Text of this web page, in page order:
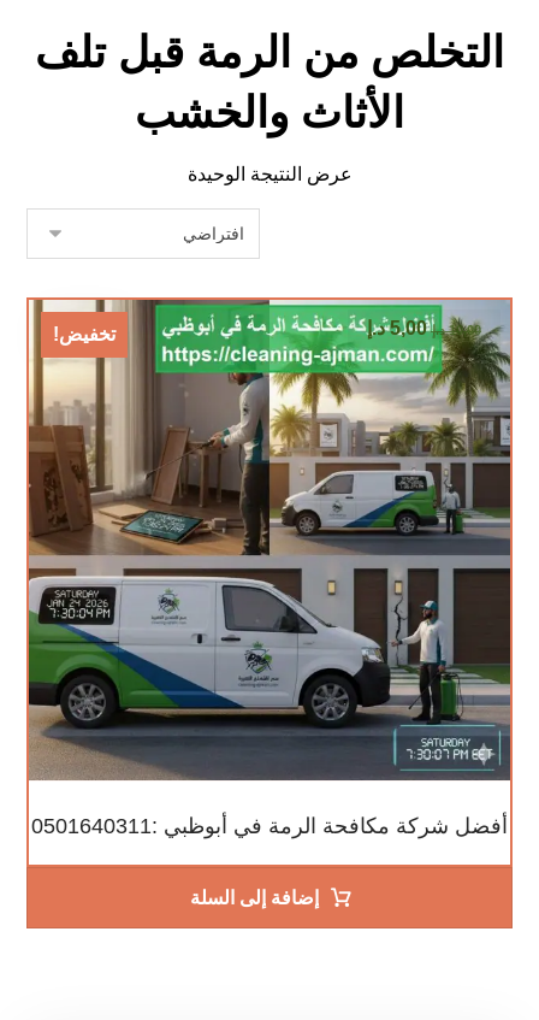
التخلص من الرمة قبل تلف
الأثاث والخشب
عرض النتيجة الوحيدة
تخفيض!
أفضل شركة مكافحة الرمة في أبوظبي :0501640311
10,00 د.إ 5,00 د.إ
إضافة إلى السلة